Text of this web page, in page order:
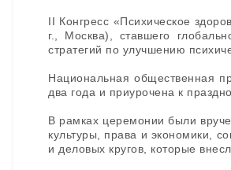
II Конгресс «Психическое
г., Москва), ставшего
стратегий по улучшению
Национальная общественная
два года и приурочена к
В рамках церемонии были
культуры, права и экономики,
и деловых кругов, которые